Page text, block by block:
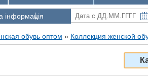
інформація
обувь оптом » Коллекция женской